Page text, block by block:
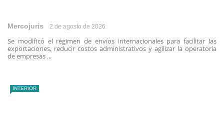
Mercojuris 2 de agosto de 2026
Se modificó el régimen de envíos internacionales para facilitar las
exportaciones, reducir costos administrativos y agilizar la operatoria
de empresas ...
INTERIOR